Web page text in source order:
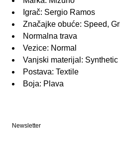
Igrač: Sergio Ramos
Značajke obuće: Speed,
Normalna trava
Vezice: Normal
Vanjski materijal: Synthetic
Postava: Textile
Boja: Plava
Newsletter